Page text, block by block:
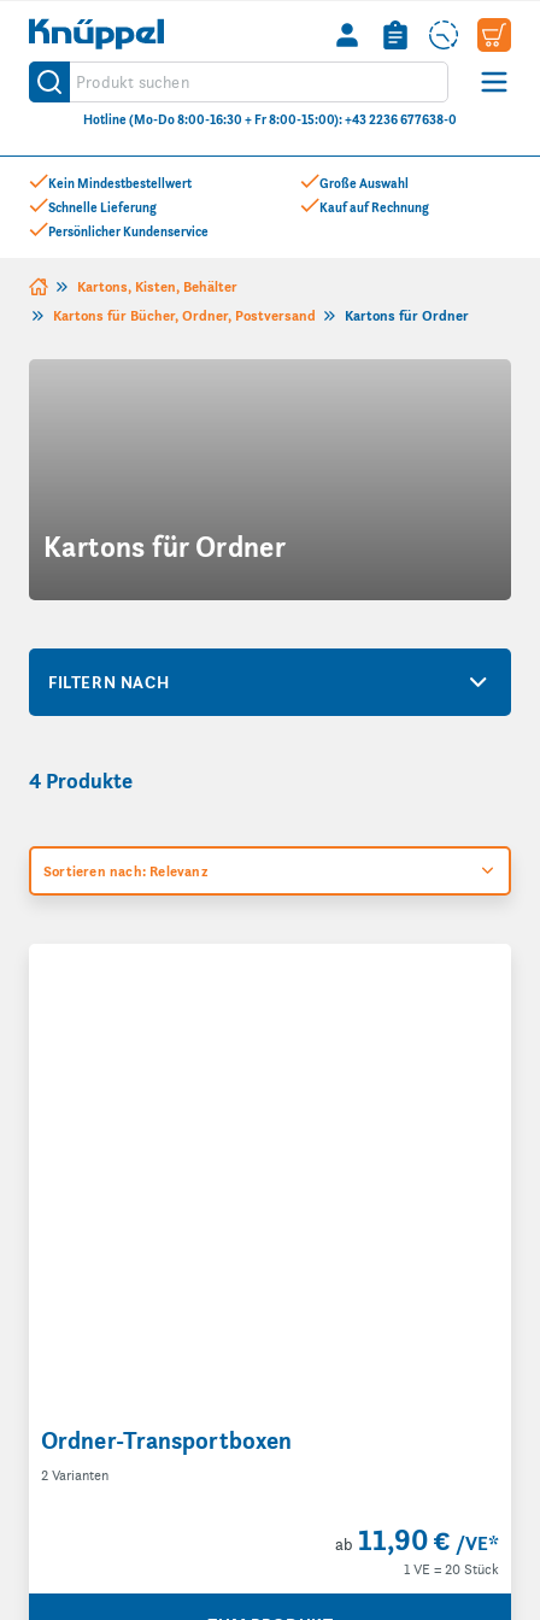
Kein Mindestbestellwert
Schnelle Lieferung
Persönlicher Kundenservice
Große Auswahl
Kauf auf Rechnung
Knüppel
Produkt suchen
Suche
Hotline (Mo-Do 8:00-16:30 + Fr 8:00-15:00): +43 2236 677638-0
Zum Inhalt springen
Kartons, Kisten, Behälter
Kartons für Bücher, Ordner, Postversand
Kartons für Ordner
Kartons für Ordner
FILTERN NACH
4 Produkte
Sortieren nach: Relevanz
Ordner-Transportboxen
2 Varianten
ab 11,90 € /VE*
1 VE = 20 Stück